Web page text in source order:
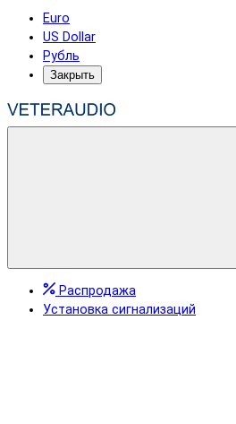
Euro
US Dollar
Рубль
Закрыть
Распродажа
Установка сигнализаций